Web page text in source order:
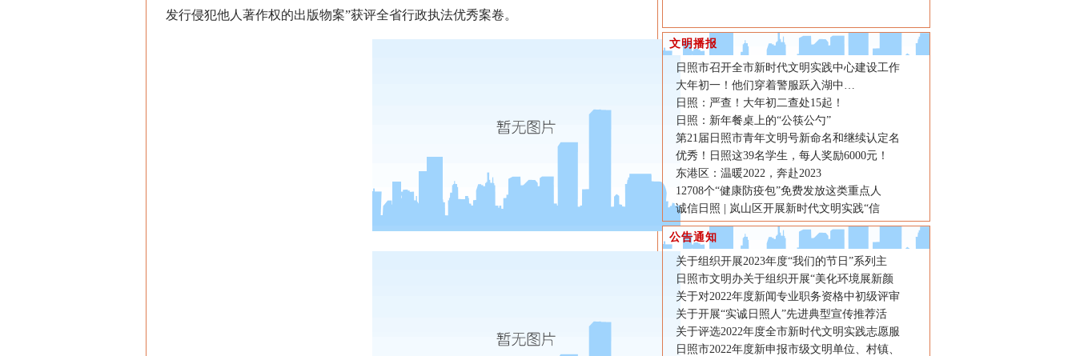
发行侵犯他人著作权的出版物案”获评全省行政执法优秀案卷。
文明播报
日照市召开全市新时代文明实践中心建设工作
大年初一！他们穿着警服跃入湖中…
日照：严查！大年初二查处15起！
日照：新年餐桌上的“公筷公勺”
第21届日照市青年文明号新命名和继续认定名
优秀！日照这39名学生，每人奖励6000元！
东港区：温暖2022，奔赴2023
12708个“健康防疫包”免费发放这类重点人
诚信日照 | 岚山区开展新时代文明实践“信
公告通知
关于组织开展2023年度“我们的节日”系列主
日照市文明办关于组织开展“美化环境展新颜
关于对2022年度新闻专业职务资格中初级评审
关于开展“实诚日照人”先进典型宣传推荐活
关于评选2022年度全市新时代文明实践志愿服
日照市2022年度新申报市级文明单位、村镇、